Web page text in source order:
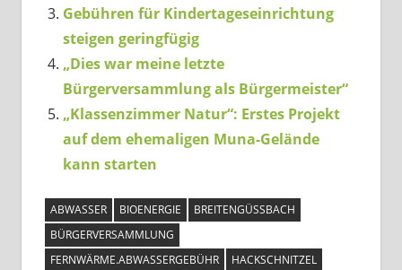
Gebühren für Kindertageseinrichtung
steigen geringfügig
„Dies war meine letzte
Bürgerversammlung als Bürgermeister“
„Klassenzimmer Natur“: Erstes Projekt
auf dem ehemaligen Muna-Gelände
kann starten
ABWASSER BIOENERGIE
BREITENGÜSSBACH
BÜRGERVERSAMMLUNG
FERNWÄRME.ABWASSERGEBÜHR
HACKSCHNITZEL